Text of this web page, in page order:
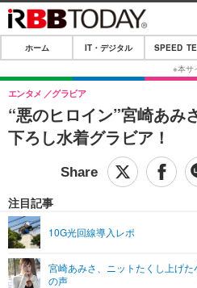
ホーム
IT・デジタル
IT・デジタルTOP
ショッピング
SPEED TEST
エンタメTOP
ライフTOP
リリース一覧
プッシュ通知の停止方法
ホーム IT・デジタル SPEED
“悪のヒロイン”宮崎あみ
下ろし水着グラビア！
エンタメ グラビア
注目記事
10G光回線導入レポ
宮崎あみさ、ニットたくし上げ
の声